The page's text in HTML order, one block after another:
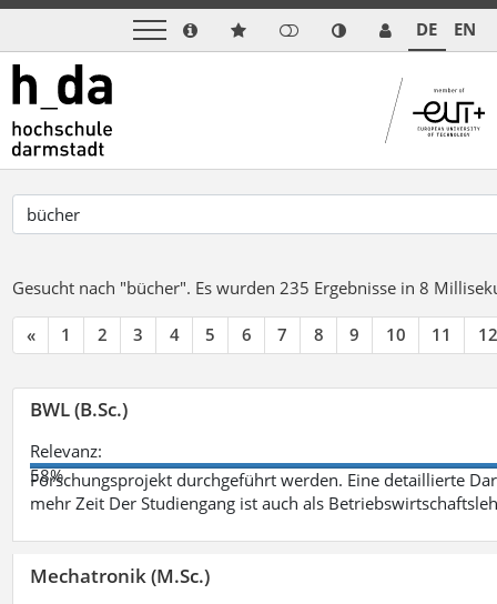
DE EN
Gesucht nach "bücher". Es wurden 235 Ergebnisse in 8
« 1 2 3 4 5 6 7 8 9 10 11 12
BWL (B.Sc.)
Relevanz:
58%
Forschungsprojekt durchgeführt werden. Eine detaillierte
mehr Zeit Der Studiengang ist auch als
Mechatronik (M.Sc.)